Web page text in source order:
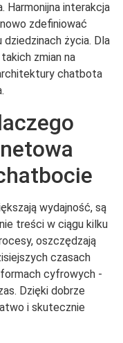
Harmonijna interakcja
zdefiniować
życia. Dla
zmian na
chatbota
wydajność, są
treści w ciągu kilku
oszczędzają
czasach
cyfrowych -
Dzięki dobrze
i skutecznie